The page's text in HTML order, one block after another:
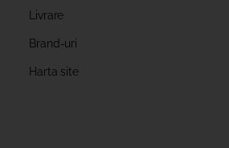
Livrare
Brand-uri
Harta site